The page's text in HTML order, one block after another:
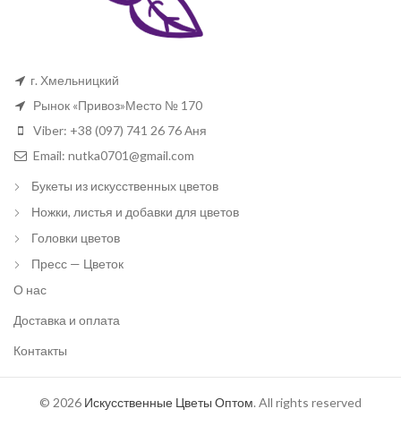
г. Хмельницкий
Рынок «Привоз»Место № 170
Viber: +38 (097) 741 26 76 Аня
Email: nutka0701@gmail.com
Букеты из искусственных цветов
Ножки, листья и добавки для цветов
Головки цветов
Пресс — Цветок
О нас
Доставка и оплата
Контакты
© 2026 Искусственные Цветы Оптом. All rights reserved